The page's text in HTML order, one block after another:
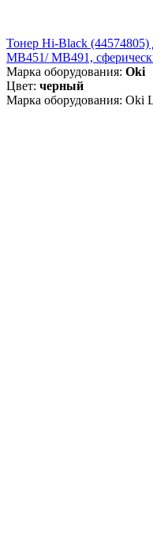
Тонер Hi-Black
MB451/ MB491,
Марка оборудования: Oki
Цвет: черный
Марка оборудования: Oki